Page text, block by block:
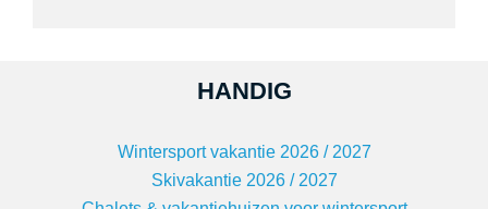
HANDIG
Wintersport vakantie 2026 / 2027
Skivakantie 2026 / 2027